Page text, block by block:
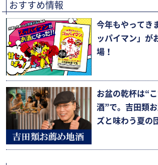
おすすめ情報
今年もやってき
ッパイマン」が
場！
お盆の乾杯は“
酒”で。吉田類
ズと味わう夏の